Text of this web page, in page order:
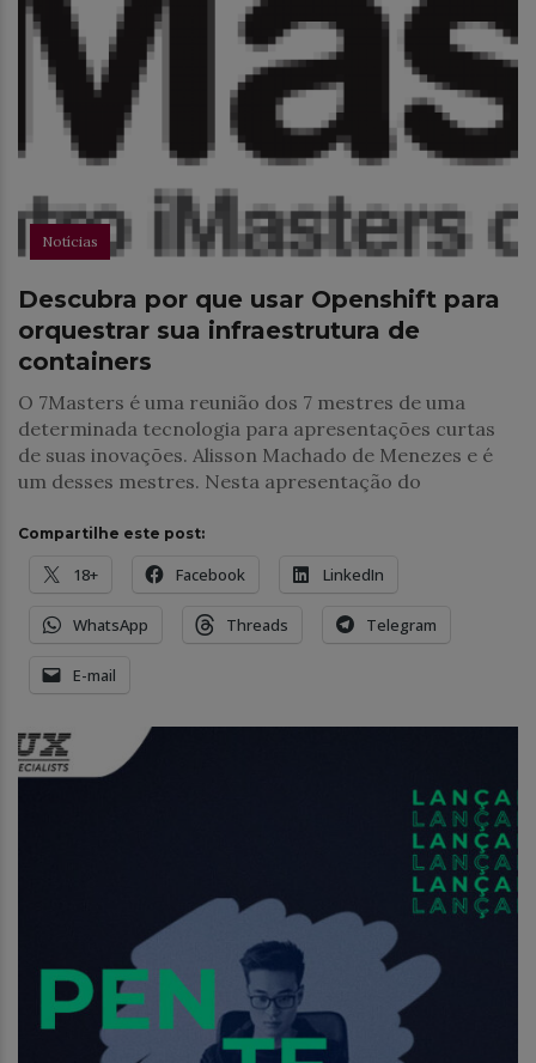
Notícias
Descubra por que usar Openshift para
orquestrar sua infraestrutura de
containers
O 7Masters é uma reunião dos 7 mestres de uma
determinada tecnologia para apresentações curtas
de suas inovações. Alisson Machado de Menezes e é
um desses mestres. Nesta apresentação do
Compartilhe este post:
18+ Facebook LinkedIn
WhatsApp Threads Telegram
E-mail